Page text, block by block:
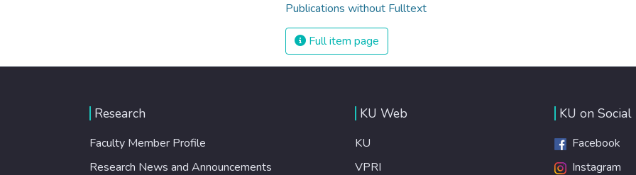
Publications without Fulltext
Full item page
Research
Faculty Member Profile
Research News and Announcements
KU Web
KU
VPRI
KU on Social
Facebook
Instagram